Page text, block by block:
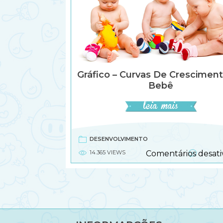
Gráfico – Curvas De
Bebê
DESENVOLVIMENTO
14.365 VIEWS
Comentários